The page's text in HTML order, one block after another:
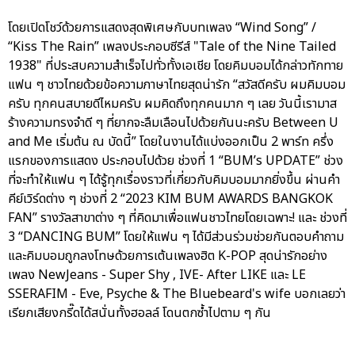
โดยเปิดโชว์ด้วยการแสดงสุดพิเศษกับบทเพลง “Wind Song” /
“Kiss The Rain” เพลงประกอบซีรีส์ "Tale of the Nine Tailed
1938" ที่ประสบความสำเร็จไปทั่วทั้งเอเชีย โดยคิมบอมได้กล่าวทักทาย
แฟน ๆ ชาวไทยด้วยข้อความภาษาไทยสุดน่ารัก “สวัสดีครับ ผมคิมบอม
ครับ ทุกคนสบายดีไหมครับ ผมคิดถึงทุกคนมาก ๆ เลย วันนี้เรามาส
ร้างความทรงจำดี ๆ ที่ยากจะลืมเลือนไปด้วยกันนะครับ Between U
and Me เริ่มต้น ณ บัดนี้” โดยในงานได้แบ่งออกเป็น 2 พาร์ท ครึ่ง
แรกของการแสดง ประกอบไปด้วย ช่วงที่ 1 “BUM’s UPDATE” ช่วง
ที่จะทำให้แฟน ๆ ได้รู้ทุกเรื่องราวที่เกี่ยวกับคิมบอมมากยิ่งขึ้น ผ่านคำ
คีย์เวิร์ดต่าง ๆ ช่วงที่ 2 “2023 KIM BUM AWARDS BANGKOK
FAN” รางวัลสาขาต่าง ๆ ที่คิดมาเพื่อแฟนชาวไทยโดยเฉพาะ! และ ช่วงที่
3 “DANCING BUM” โดยให้แฟน ๆ ได้มีส่วนร่วมช่วยกันตอบคำถาม
และคิมบอมถูกลงโทษด้วยการเต้นเพลงฮิต K-POP สุดน่ารักอย่าง
เพลง NewJeans - Super Shy , IVE- After LIKE และ LE
SSERAFIM - Eve, Psyche & The Bluebeard's wife บอกเลยว่า
เรียกเสียงกรี๊ดได้สนั่นทั้งฮอลล์ โดนตกซ้ำไปตาม ๆ กัน